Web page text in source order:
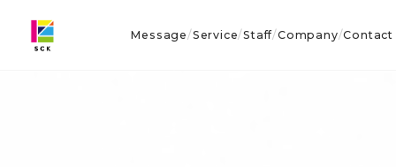
Message/Service/Staff/Company/Contact